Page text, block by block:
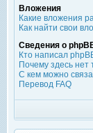
Вложения
Какие вложения
Как найти свои
Сведения о
Кто написал
Почему здесь нет
С кем можно
Перевод FAQ